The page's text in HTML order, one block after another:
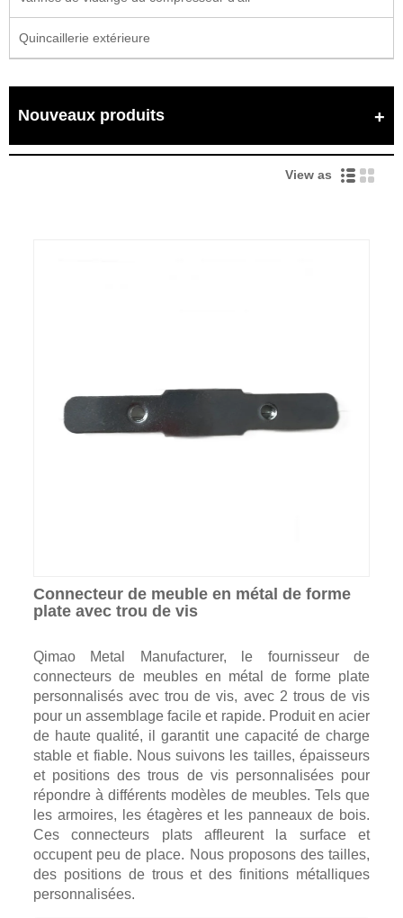
Quincaillerie extérieure
Nouveaux produits
View as
Connecteur de meuble en métal de forme
plate avec trou de vis
Qimao Metal Manufacturer, le fournisseur de
connecteurs de meubles en métal de forme plate
personnalisés avec trou de vis, avec 2 trous de vis
pour un assemblage facile et rapide. Produit en acier
de haute qualité, il garantit une capacité de charge
stable et fiable. Nous suivons les tailles, épaisseurs
et positions des trous de vis personnalisées pour
répondre à différents modèles de meubles. Tels que
les armoires, les étagères et les panneaux de bois.
Ces connecteurs plats affleurent la surface et
occupent peu de place. Nous proposons des tailles,
des positions de trous et des finitions métalliques
personnalisées.